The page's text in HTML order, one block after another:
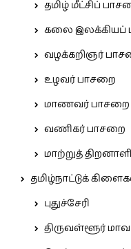
தமிழ் மீட்சிப்
கலை இலக்கியப்
வழக்கறிஞர்
உழவர் பாசறை
மாணவர் பாசறை
வணிகர் பாசறை
மாற்றுத்
தமிழ்நாட்டுக்
புதுச்சேரி
திருவள்ளூர்